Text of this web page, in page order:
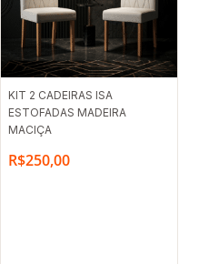
KIT 2 CADEIRAS ISA
ESTOFADAS MADEIRA
MACIÇA
R$250,00